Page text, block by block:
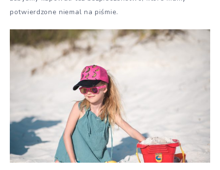
potwierdzone niemal na piśmie.